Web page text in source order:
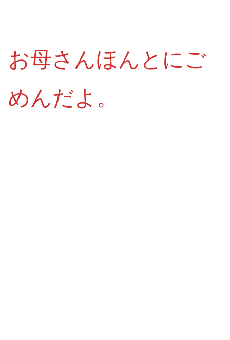
お母さんほんとにご
めんだよ。